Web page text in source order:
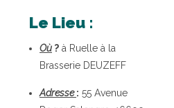
Le Lieu :
Où ? à Ruelle à la
Brasserie DEUZEFF
Adresse : 55 Avenue